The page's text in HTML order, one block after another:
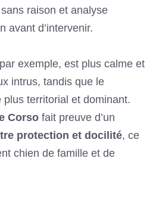
raison et analyse
avant d’intervenir.
exemple, est plus calme et
intrus, tandis que le
plus territorial et dominant.
Corso fait preuve d’un
protection et docilité, ce
chien de famille et de